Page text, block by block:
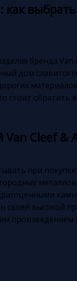
как
бренда Van
дом славится
стоит
Van Cleef &
при покупке,
своей высокой
произведением